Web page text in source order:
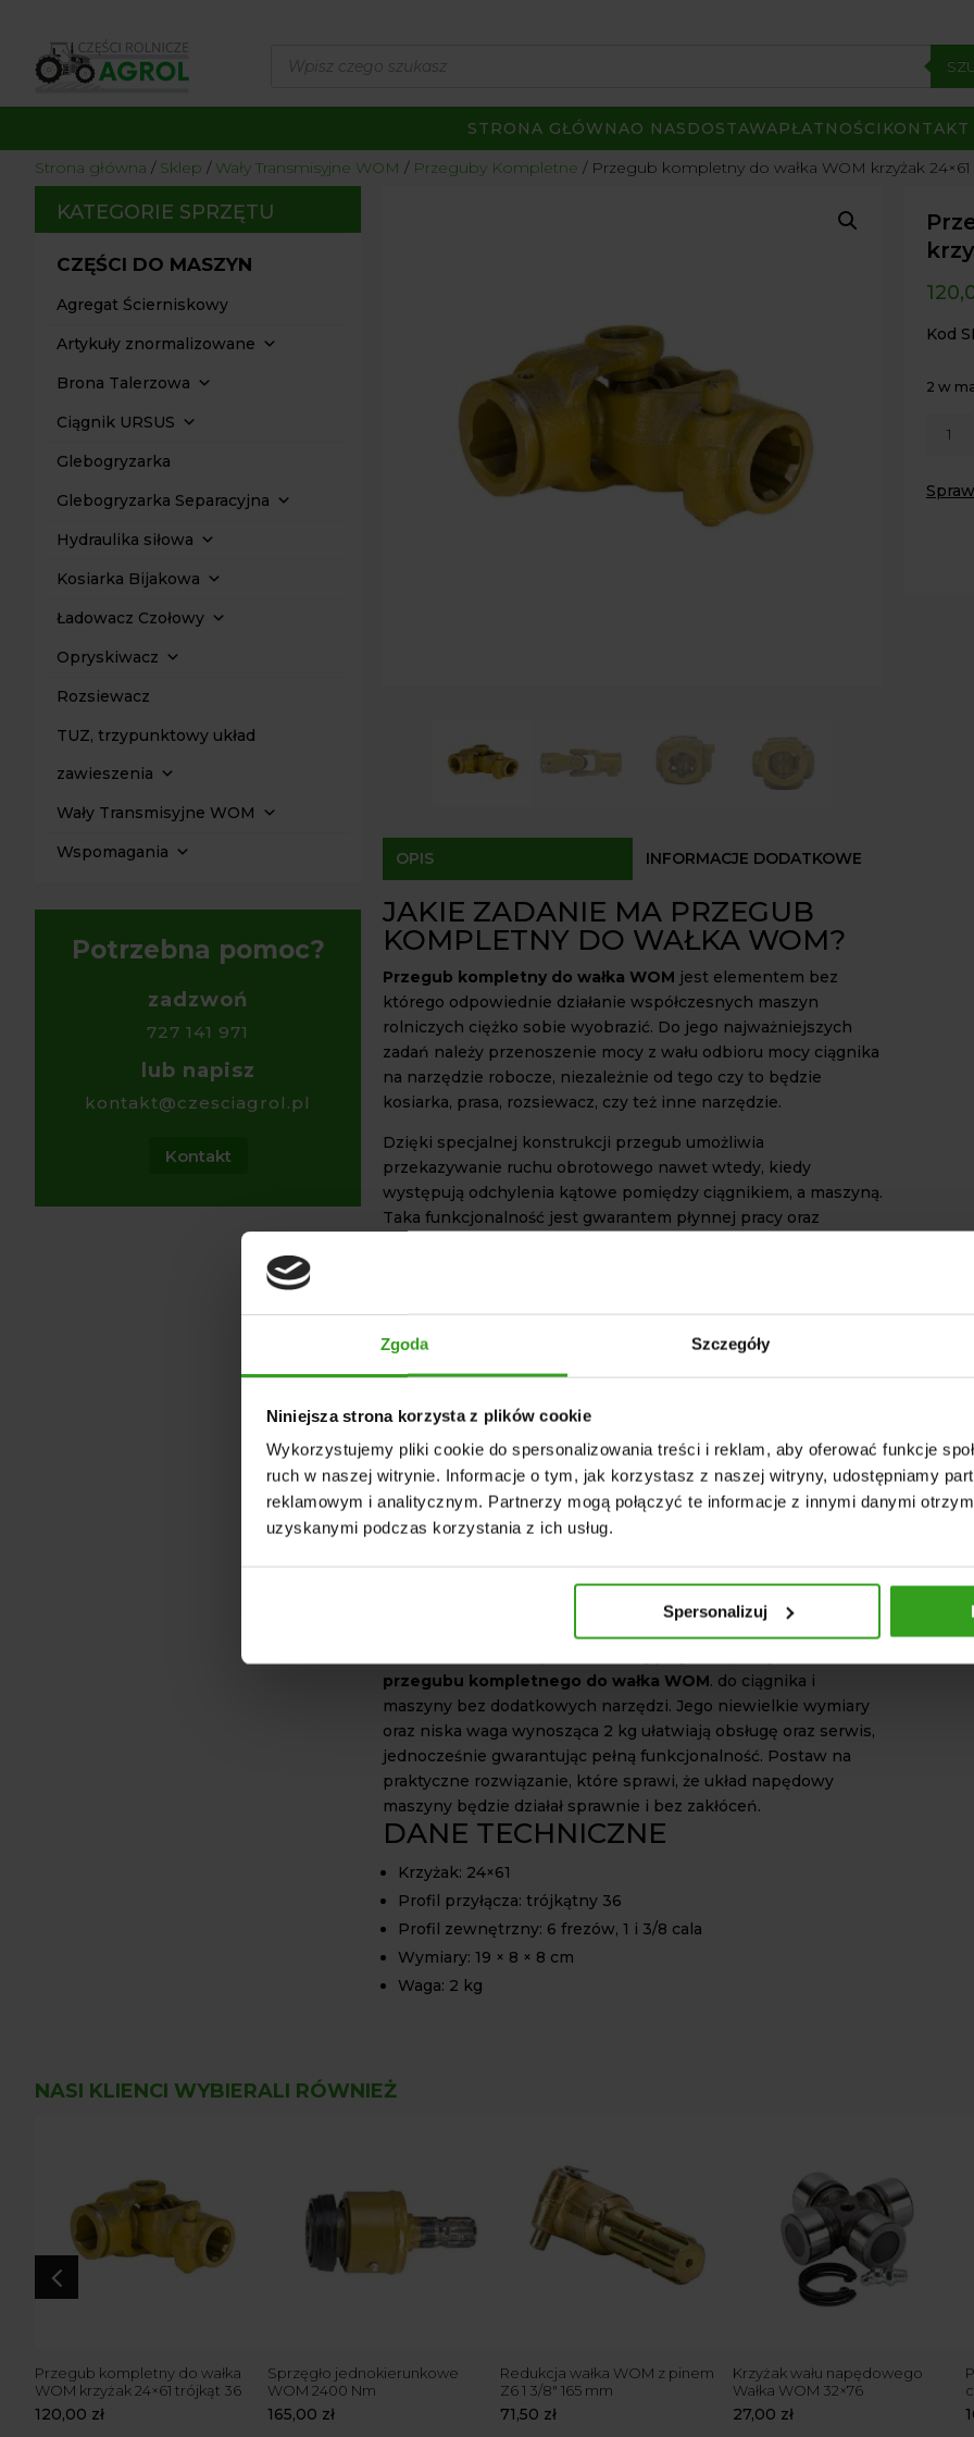
Zgoda Szczegóły
Niniejsza strona korzysta z plików cookie
Wykorzystujemy pliki cookie do spersonalizowania treści i reklam, aby oferować funkcje
ruch w naszej witrynie. Informacje o tym, jak korzystasz z naszej witryny, udostępniamy
reklamowym i analitycznym. Partnerzy mogą połączyć te informacje z innymi danymi
uzyskanymi podczas korzystania z ich usług.
Spersonalizuj
produktów
STRONA GŁÓWNAO NAS DOSTAWAPŁATNOŚCI KONTAKT
Strona główna / Sklep / Wały Transmisyjne WOM / Przeguby Kompletne / Przegub kompletny do wałka WOM krzyżak
KATEGORIE SPRZĘTU
CZĘŚCI DO MASZYN
Agregat Ścierniskowy
Artykuły znormalizowane
Brona Talerzowa
Ciągnik URSUS
Glebogryzarka
Glebogryzarka Separacyjna
Hydraulika siłowa
Kosiarka Bijakowa
Ładowacz Czołowy
Opryskiwacz
Rozsiewacz
TUZ, trzypunktowy układ
zawieszenia
Wały Transmisyjne WOM
Wspomagania
Potrzebna pomoc?
zadzwoń
727 141 971
lub napisz
kontakt@czesciagrol.pl
Kontakt
OPIS INFORMACJE DODATKOWE
JAKIE ZADANIE MA PRZEGUB
KOMPLETNY DO WAŁKA WOM?
Przegub kompletny do wałka WOM jest elementem bez
którego odpowiednie działanie współczesnych maszyn
rolniczych ciężko sobie wyobrazić. Do jego najważniejszych
zadań należy przenoszenie mocy z wału odbioru mocy ciągnika
na narzędzie robocze, niezależnie od tego czy to będzie
kosiarka, prasa, rozsiewacz, czy też inne narzędzie.
Dzięki specjalnej konstrukcji przegub umożliwia
przekazywanie ruchu obrotowego nawet wtedy, kiedy
występują odchylenia kątowe pomiędzy ciągnikiem, a maszyną.
Taka funkcjonalność jest gwarantem płynnej pracy oraz
Jednocześnie chronione są newralgiczne elementy układu
przed przeciążeniami.
WYSOKA JAKOŚĆ WYKONANIA
PRZEGUBU DO WOM
Oferowany przegub kompletny do wałka WOM
został
wyposażony w wytrzymały oraz precyzyjny krzyżak 24x61. Jest
to element, który zapewnia stabilne przenoszenie momentu
obrotowego. Cechuje się odpowiednią odpornością na zużycie i
gwarantuje długą żywotność przegubu. Ponadto, profil
przyłącza trójkątny 36 zapewnia wysoką kompatybilność oraz
przegubu kompletnego do wałka WOM. do ciągnika i
maszyny bez dodatkowych narzędzi. Jego niewielkie wymiary
oraz niska waga wynosząca 2 kg ułatwiają obsługę oraz serwis,
jednocześnie gwarantując pełną funkcjonalność. Postaw na
praktyczne rozwiązanie, które sprawi, że układ napędowy
maszyny będzie działał sprawnie i bez zakłóceń.
DANE TECHNICZNE
Krzyżak: 24×61
Profil przyłącza: trójkątny 36
Profil zewnętrzny: 6 frezów, 1 i 3/8 cala
Wymiary: 19 × 8 × 8 cm
Waga: 2 kg
Kod
2 w
do
NASI KLIENCI WYBIERALI RÓWNIEŻ
4
Przegub kompletny do wałka
WOM krzyżak 24×61 trójkąt 36
120,00 zł
Sprzęgło jednokierunkowe
WOM 2400 Nm
165,00 zł
Redukcja wałka WOM z pinem
Z6 1 3/8″ 165 mm
71,50 zł
Krzyżak wału napędowego
Wałka WOM 32×76
27,00 zł